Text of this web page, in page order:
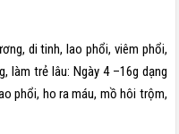
di tinh, lao phổi, viêm phổi,
làm trẻ lâu: Ngày 4 –16g dạng
phổi, ho ra máu, mồ hôi trộm,